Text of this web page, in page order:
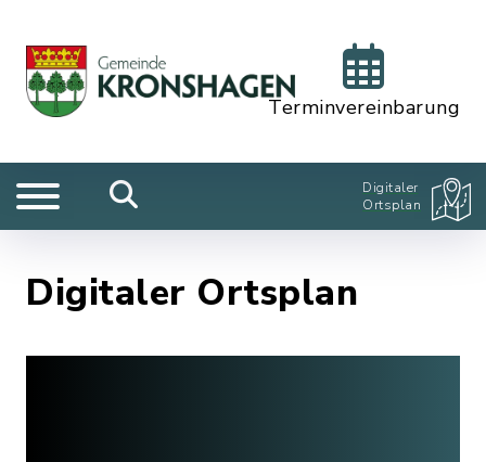
Terminvereinbarung
Digitaler
Ortsplan
Digitaler Ortsplan